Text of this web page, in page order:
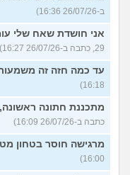
ב-26/07/26 16:36)
אני חושדת שאח שלי
29, כתבה ב-26/07/26 16:27)
עד כמה חזה זה
16:18)
מתכננת חתונה
כתבה ב-26/07/26 16:09)
מרגישה חוסר בטחון
16:00)